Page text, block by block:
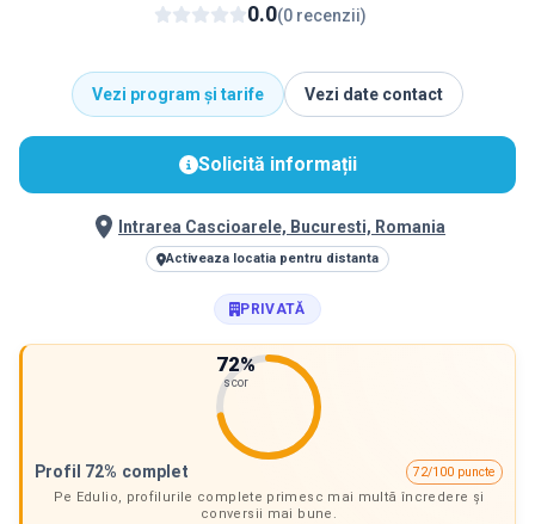
0.0(0 recenzii)
Vezi program și tarife Vezi date contact
Solicită informații
Intrarea Cascioarele, Bucuresti, Romania
Activeaza locatia pentru distanta
PRIVATĂ
72%
scor
Profil 72% complet
72/100 puncte
Pe Edulio, profilurile complete primesc mai multă încredere și
conversii mai bune.